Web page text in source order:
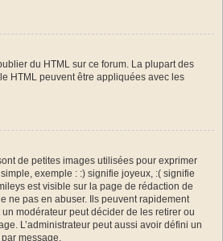
du HTML sur ce forum. La plupart des
HTML peuvent être appliquées avec les
de petites images utilisées pour exprimer
exemple : :) signifie joyeux, :( signifie
est visible sur la page de rédaction de
ne pas en abuser. Ils peuvent rapidement
modérateur peut décider de les retirer ou
L’administrateur peut aussi avoir défini un
message.